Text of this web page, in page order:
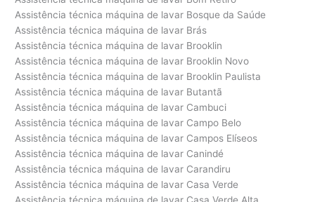
Assistência técnica máquina de lavar Bosque da Saúde
Assistência técnica máquina de lavar Brás
Assistência técnica máquina de lavar Brooklin
Assistência técnica máquina de lavar Brooklin Novo
Assistência técnica máquina de lavar Brooklin Paulista
Assistência técnica máquina de lavar Butantã
Assistência técnica máquina de lavar Cambuci
Assistência técnica máquina de lavar Campo Belo
Assistência técnica máquina de lavar Campos Elíseos
Assistência técnica máquina de lavar Canindé
Assistência técnica máquina de lavar Carandiru
Assistência técnica máquina de lavar Casa Verde